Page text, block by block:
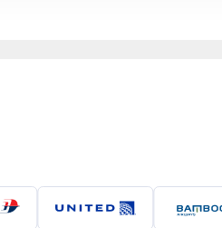
Philadelphia (Sân bay Quốc